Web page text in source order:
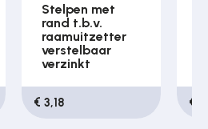
Stelpen met
rand t.b.v.
raamuitzetter
verstelbaar
verzinkt
€ 3,18 €